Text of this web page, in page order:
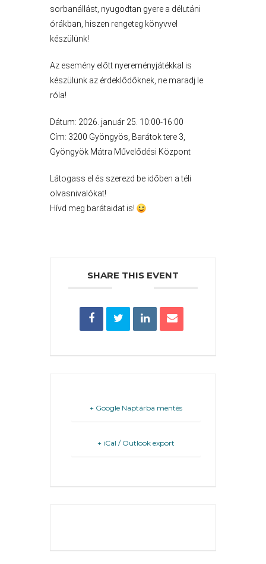
ÉPÜLŐ
VÁROS
FEJLESZTÉSEK
KÖRNYEZETVÉDELEM
TELEPÜLÉSRENDEZÉS
STRATÉGIÁK
VÁROSHÁZA
sorbanállást, nyugodtan gyere a délutáni
órákban, hiszen rengeteg könyvvel
készülünk!
Az esemény előtt nyereményjátékkal is
készülünk az érdeklődőknek, ne maradj le
róla!
Dátum: 2026. január 25. 10:00-16:00
Cím: 3200 Gyöngyös, Barátok tere 3,
Gyöngyök Mátra Művelődési Központ
Látogass el és szerezd be időben a téli
olvasnivalókat!
Hívd meg barátaidat is!
SHARE THIS EVENT
+ Google Naptárba mentés
+ iCal / Outlook export